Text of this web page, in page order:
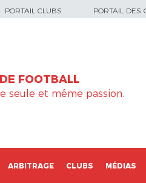
PORTAIL CLUBS PORTAIL DES
FOOTBALL
seule et même passion.
ARBITRAGE CLUBS MÉDIAS